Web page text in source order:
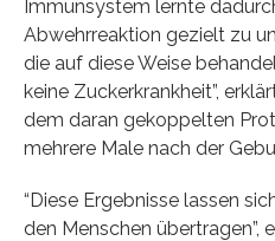
Immunsystem lernte
Abwehrreaktion gezielt zu
die auf diese Weise
keine Zuckerkrankheit”,
dem daran gekoppelten
mehrere Male nach der
“Diese Ergebnisse lassen
den Menschen übertragen”,